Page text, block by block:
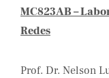
MC823AB –
Redes
Prof. Dr. Nelson